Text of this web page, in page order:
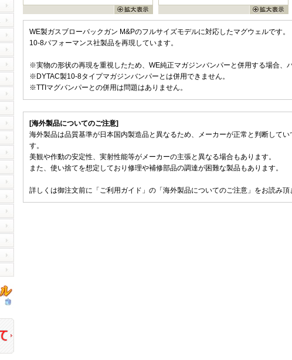
WE製ガスブローバックガン M&Pのフルサイズモデルに対応したマグウェルです。
10-8パフォーマンス社製品を再現しています。
※実物の形状の再現を重視したため、WE純正マガジンバンパーと併用する場合、
※DYTAC製10-8タイプマガジンバンパーとは併用できません。
※TTIマグバンパーとの併用は問題はありません。
[海外製品についてのご注意]
海外製品は品質基準が日本国内製造品と異なるため、メーカーが正常と判断して
す。
美観や作動の安定性、実射性能等がメーカーの主張と異なる場合もあります。
また、使い捨てを想定しており修理や補修部品の調達が困難な製品もあります。
詳しくは御注文前に「ご利用ガイド」の「海外製品についてのご注意」をお読み頂